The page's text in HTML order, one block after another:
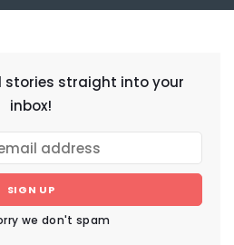
stories straight into your
inbox!
SIGN UP
we don't spam